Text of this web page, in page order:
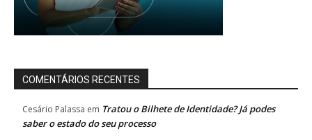
COMENTÁRIOS RECENTES
Cesário Palassa em Tratou o Bilhete de Identidade? Já podes
saber o estado do seu processo